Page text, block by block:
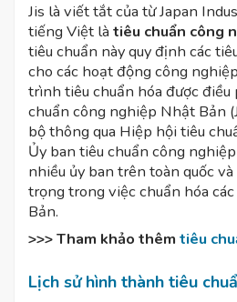
Jis là viết tắt của từ Japan
tiếng Việt là tiêu chuẩn công
tiêu chuẩn này quy định các
cho các hoạt động công
trình tiêu chuẩn hóa được điều
chuẩn công nghiệp Nhật Bản
bộ thông qua Hiệp hội tiêu
Ủy ban tiêu chuẩn công
nhiều ủy ban trên toàn quốc
trọng trong việc chuẩn hóa
Bản.
>>> Tham khảo thêm tiêu
Lịch sử hình thành tiêu